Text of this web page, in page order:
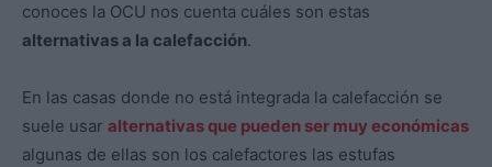
conoces la OCU nos cuenta cuáles son estas
alternativas a la calefacción.
En las casas donde no está integrada la calefacción se
suele usar alternativas que pueden ser muy económicas
algunas de ellas son los calefactores las estufas